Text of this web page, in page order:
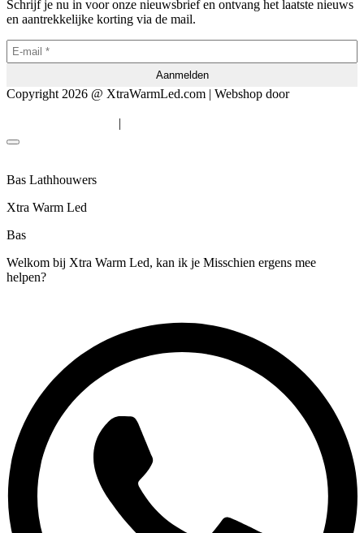
Schrijf je nu in voor onze nieuwsbrief en ontvang het laatste nieuws
en aantrekkelijke korting via de mail.
Copyright 2026 @ XtraWarmLed.com | Webshop door
|
Bas Lathhouwers
Xtra Warm Led
Bas
Welkom bij Xtra Warm Led, kan ik je Misschien ergens mee
helpen?